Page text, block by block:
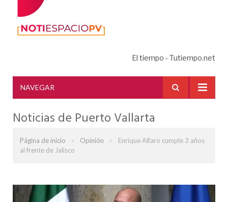
El tiempo - Tutiempo.net
NAVEGAR
Noticias de Puerto Vallarta
Página de inicio » Opinión »
Enrique Alfaro cumple 3 años
al frente de Jalisco